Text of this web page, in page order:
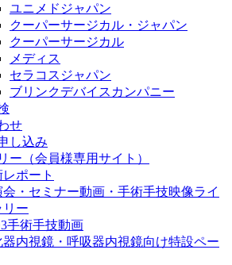
ユニメドジャパン
クーパーサージカル・ジャパン
クーパーサージカル
メディス
セラコスジャパン
ブリンクデバイスカンパニー
せ
し込み
ー（会員様専用サイト）
ポート
会・セミナー動画・手術手技映像ライ
リー
手術手技動画
器内視鏡・呼吸器内視鏡向け特設ペー